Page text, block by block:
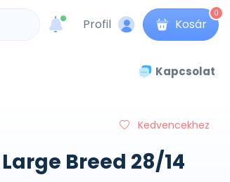
unread messages
Profil Kosár
0
Kapcsolat
Kedvencekhez
Breed 28/14